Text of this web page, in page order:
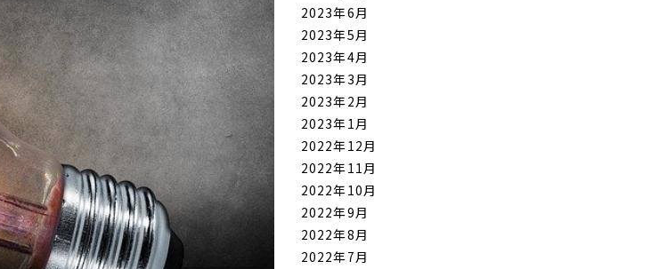
2023年6月
2023年5月
2023年4月
2023年3月
2023年2月
2023年1月
2022年12月
2022年11月
2022年10月
2022年9月
2022年8月
2022年7月